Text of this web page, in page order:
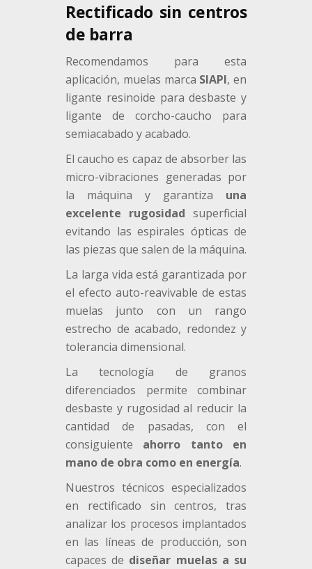
Rectificado sin centros
de barra
Recomendamos para esta
aplicación, muelas marca SIAPI, en
ligante resinoide para desbaste y
ligante de corcho-caucho para
semiacabado y acabado.
El caucho es capaz de absorber las
micro-vibraciones generadas por
la máquina y garantiza una
excelente rugosidad superficial
evitando las espirales ópticas de
las piezas que salen de la máquina.
La larga vida está garantizada por
el efecto auto-reavivable de estas
muelas junto con un rango
estrecho de acabado, redondez y
tolerancia dimensional.
La tecnología de granos
diferenciados permite combinar
desbaste y rugosidad al reducir la
cantidad de pasadas, con el
consiguiente ahorro tanto en
mano de obra como en energía.
Nuestros técnicos especializados
en rectificado sin centros, tras
analizar los procesos implantados
en las líneas de producción, son
capaces de diseñar muelas a su